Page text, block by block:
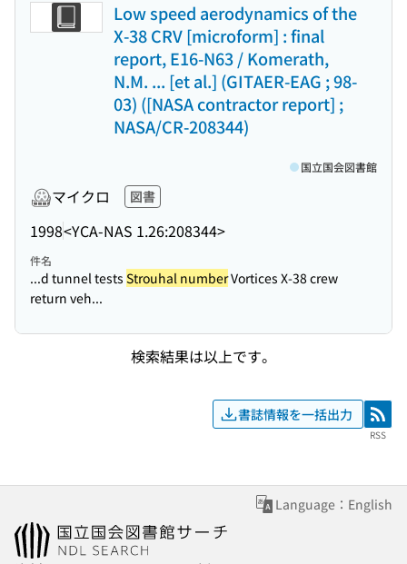
Low speed aerodynamics of the
X-38 CRV [microform] : final
report, E16-N63 / Komerath,
N.M. ... [et al.] (GITAER-EAG ; 98-
03) ([NASA contractor report] ;
NASA/CR-208344)
マイクロ 図書
1998<YCA-NAS 1.26:208344>
国立国会図書館
件名
...d tunnel tests Strouhal numberVortices X-38 crew
return veh...
検索結果は以上です。
書誌情報を一括出力 RSS
RSS
Language：English